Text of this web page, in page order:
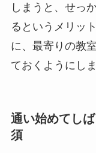
しまうと、せっ
るというメリッ
に、最寄りの教
ておくようにし
通い始めてし
須